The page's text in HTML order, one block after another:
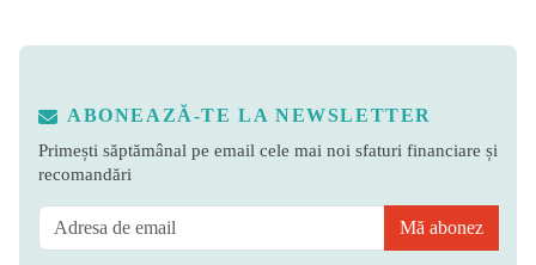
ABONEAZĂ-TE LA NEWSLETTER
Primești săptămânal pe email cele mai noi sfaturi financiare și
recomandări
Mă abonez